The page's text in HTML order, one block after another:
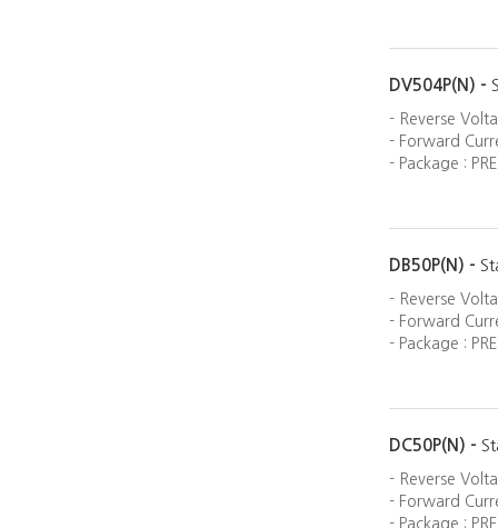
DV504P(N) -
- Reverse
- Forward
- Package :
DB50P(N) -
- Reverse
- Forward
- Package :
DC50P(N) -
- Reverse
- Forward
- Package :